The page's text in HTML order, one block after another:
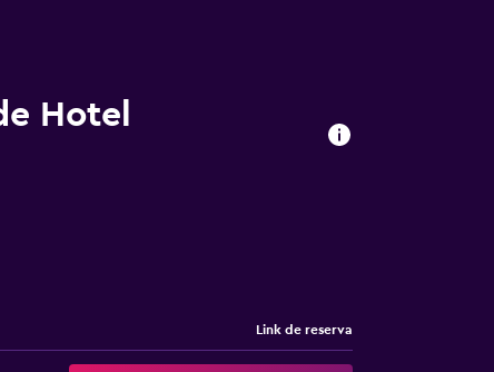
Hotel
Link de reserva